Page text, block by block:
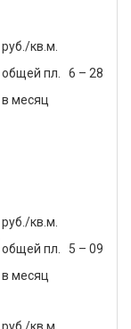
руб./кв.м.
общей пл.
в месяц
6 – 28
руб./кв.м.
общей пл.
в месяц
5 – 09